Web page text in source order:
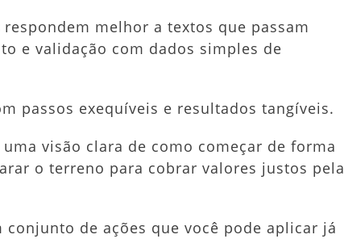
melhor a textos que passam
e validação com dados simples de
passos exequíveis e resultados tangíveis.
visão clara de como começar de forma
o terreno para cobrar valores justos pela
de ações que você pode aplicar já